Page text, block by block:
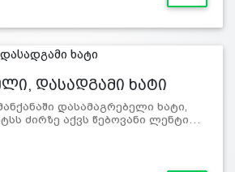
დასადგამი ხატი
დასამაგრებელი ხატი,
ძირზე აქვს წებოვანი ლენტი…